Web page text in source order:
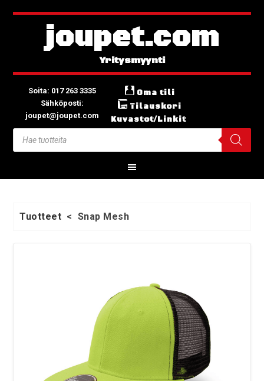
joupet.com
Soita: 017 263 3335
Sähköposti:
joupet@joupet.com
Oma tili
Tilauskori
Kuvastot/Linkit
Tuotteet < Snap Mesh